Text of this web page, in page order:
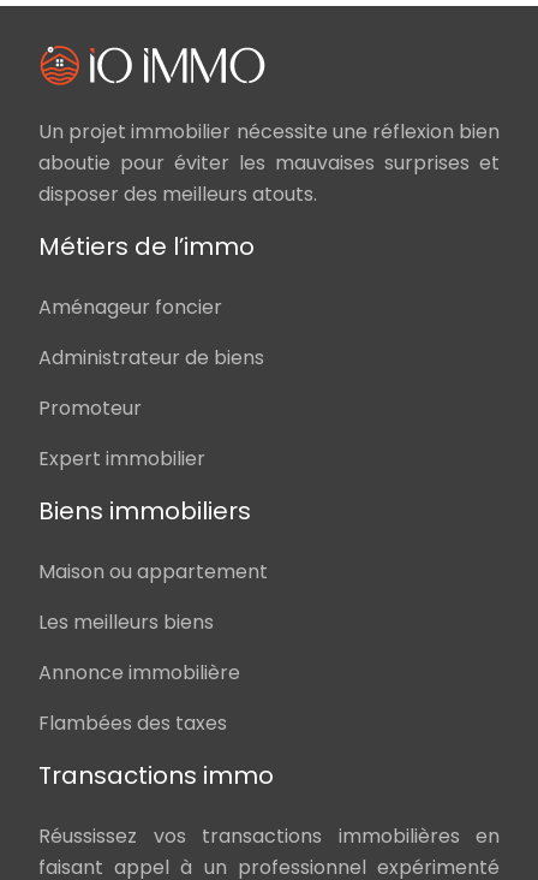
Un projet immobilier nécessite une réflexion bien
aboutie pour éviter les mauvaises surprises et
disposer des meilleurs atouts.
Métiers de l’immo
Aménageur foncier
Administrateur de biens
Promoteur
Expert immobilier
Biens immobiliers
Maison ou appartement
Les meilleurs biens
Annonce immobilière
Flambées des taxes
Transactions immo
Réussissez vos transactions immobilières en
faisant appel à un professionnel expérimenté